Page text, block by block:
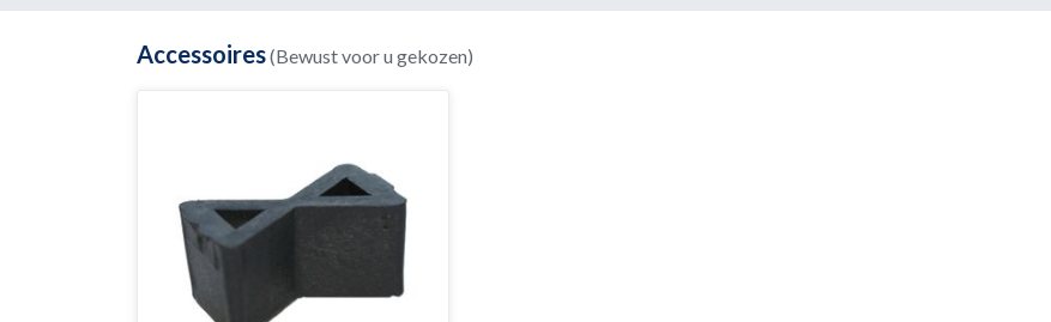
bomengranulaat niet wordt verdicht, zodat
Accessoires(Bewust voor u gekozen)